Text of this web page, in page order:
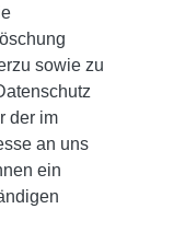
sowie zu
der im
an uns
ein